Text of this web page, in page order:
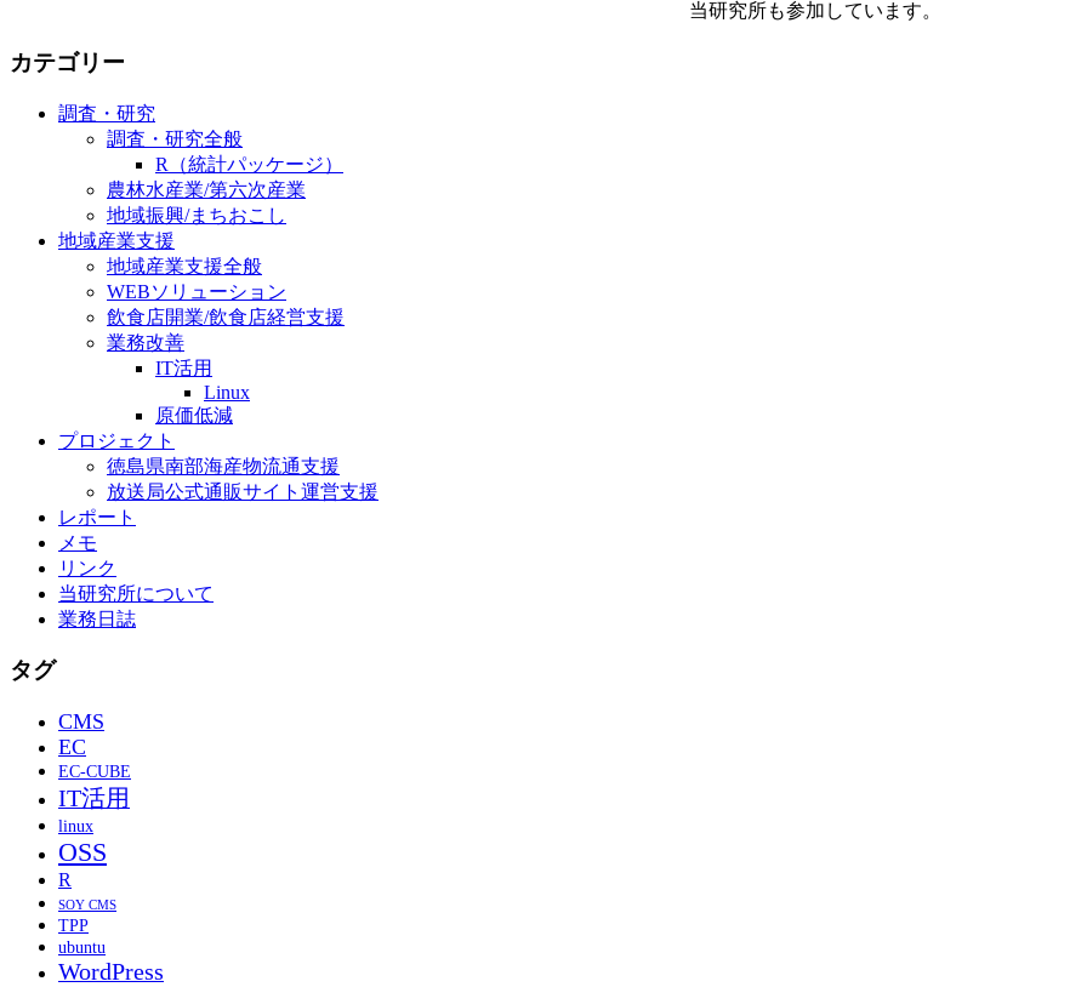
当研究所も参加しています。
カテゴリー
調査・研究
調査・研究全般
R（統計パッケージ）
農林水産業/第六次産業
地域振興/まちおこし
地域産業支援
地域産業支援全般
WEBソリューション
飲食店開業/飲食店経営支援
業務改善
IT活用
Linux
原価低減
プロジェクト
徳島県南部海産物流通支援
放送局公式通販サイト運営支援
レポート
メモ
リンク
当研究所について
業務日誌
タグ
CMS
EC
EC-CUBE
IT活用
linux
OSS
R
SOY CMS
TPP
ubuntu
WordPress